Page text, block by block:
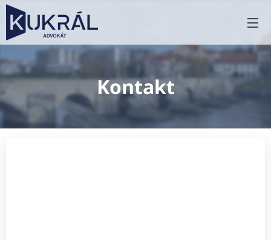
Kontakt